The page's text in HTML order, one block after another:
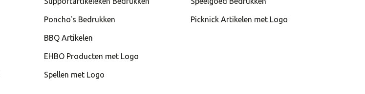
Poncho's Bedrukken
BBQ Artikelen
EHBO Producten met Logo
Spellen met Logo
Picknick Artikelen met Logo